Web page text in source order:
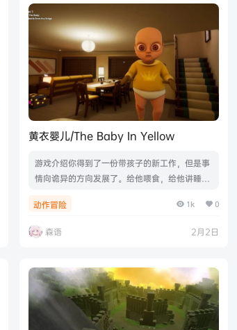
黄衣婴儿/The Baby In Yellow
游戏介绍你得到了一份带孩子的新工作，但是事
情向诡异的方向发展了。给他喂食，给他讲睡前
久？游戏视频游戏截图版本介绍Build.21119487
|容量836MB|官方原版英文|支持键盘.鼠标
动作冒险 1k 0
森语 2月2日